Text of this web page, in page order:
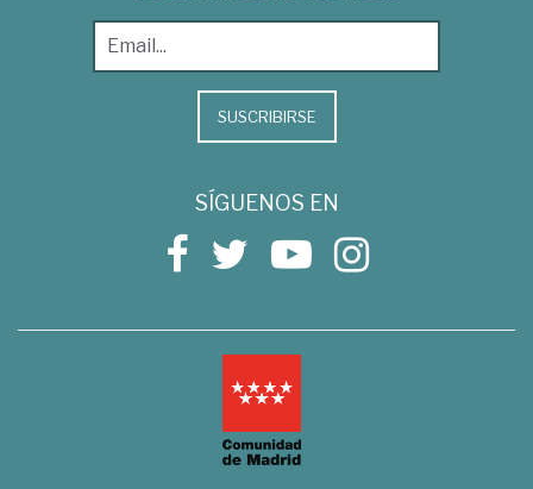
SUSCRIBIRSE
SÍGUENOS EN